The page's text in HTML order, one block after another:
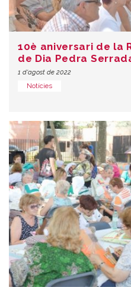
10è aniversari de la
de Dia Pedra
1 d'agost de 2022
Notícies